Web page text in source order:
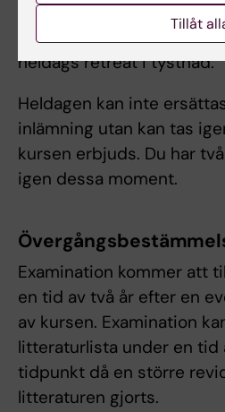
upplevelsebaserade
reflekterande samtal,
heldags retreat i tystnad.
Heldagen kan inte
inlämning utan kan tas
kursen erbjuds. Du har
igen dessa moment.
Examination kommer att
en tid av två år efter en
av kursen. Examination
litteraturlista under en tid
tidpunkt då en större
litteraturen gjorts.
Tillåt